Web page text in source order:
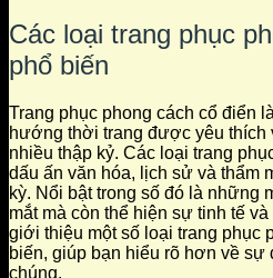
Các loại trang phục
phổ biến
Trang phục phong cách cổ điển
hướng thời trang được yêu thích
nhiều thập kỷ. Các loại trang
dấu ấn văn hóa, lịch sử và thẩm
kỳ. Nổi bật trong số đó là những
mắt mà còn thể hiện sự tinh tế
giới thiệu một số loại trang phục
biến, giúp bạn hiểu rõ hơn về sự
chúng.